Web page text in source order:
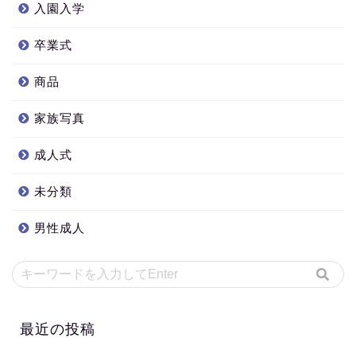
入園入学
卒業式
商品
家族写真
成人式
未分類
男性成人
最近の投稿